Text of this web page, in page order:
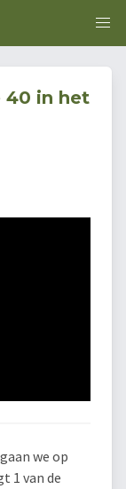
40 in het
we op
1 van de